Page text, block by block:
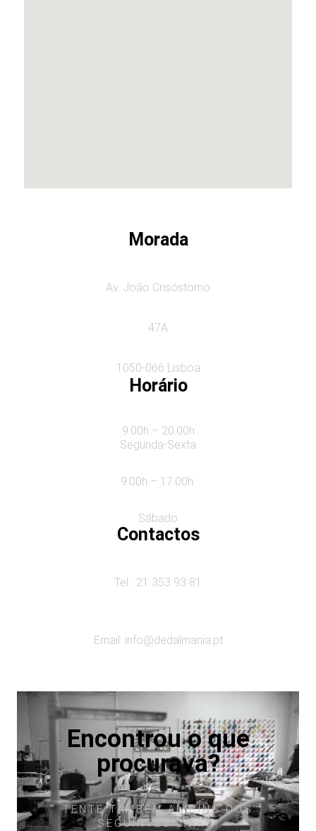
Morada
Av. João Crisóstomo
47A
1050-066 Lisboa
Horário
9.00h – 20.00h
Segunda-Sexta
9.00h – 17.00h
Sábado
Contactos
Tel : 21 353 93 81
Email: info@dedalmania.pt
Encontrou o que
procurava?
TENTE TAMBÉM ALGUNS DOS
SEGUINTES LINKS!​